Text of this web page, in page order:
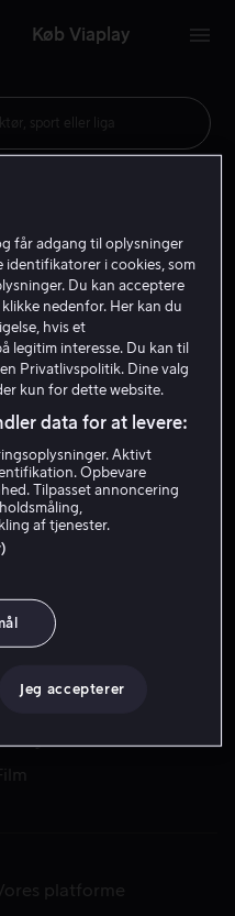
Køb Viaplay
sport eller liga
platforme
får adgang til oplysninger
identifikatorer i cookies, som
Du kan acceptere
nedenfor. Her kan du
hvis et
legitim interesse. Du kan til
Privatlivspolitik. Dine valg
kun for dette website.
data for at levere:
Aktivt
Opbevare
Tilpasset annoncering
af tjenester.
Jeg accepterer